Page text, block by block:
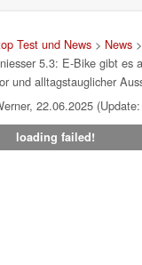
Test und News> News>
5.3: E-Bike gibt es
und alltagstauglicher
22.06.2025
loading failed!